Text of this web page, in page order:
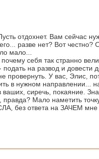
отдохнет. Вам сейчас
разве нет? Вот
мало...
себя так странно
на развод и довести
провернуть. У вас, Элис,
в нужном направлении...
сиречь, покаяние.
Мало наметить
без ответа на ЗАЧЕМ мне